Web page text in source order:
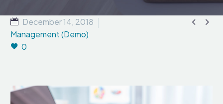
 
December 14, 2018
Management (Demo)
0